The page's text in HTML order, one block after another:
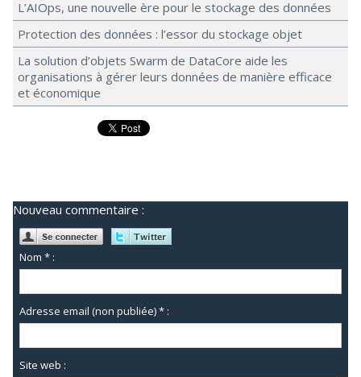
L’AIOps, une nouvelle ère pour le stockage des données
Protection des données : l’essor du stockage objet
La solution d’objets Swarm de DataCore aide les
organisations à gérer leurs données de manière efficace
et économique
Nouveau commentaire :
Nom * :
Adresse email (non publiée) * :
Site web :